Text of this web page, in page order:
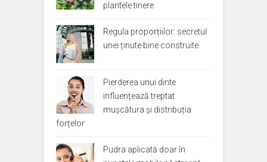
plantele tinere
Regula proporțiilor: secretul
unei ținute bine construite
Pierderea unui dinte
influențează treptat
mușcătura și distribuția
forțelor
Pudra aplicată doar în